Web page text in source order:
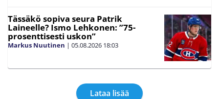
Tässäkö sopiva seura Patrik
Laineelle? Ismo Lehkonen: ”75-
prosenttisesti uskon”
Markus Nuutinen | 05.08.2026 18:03
Lataa lisää